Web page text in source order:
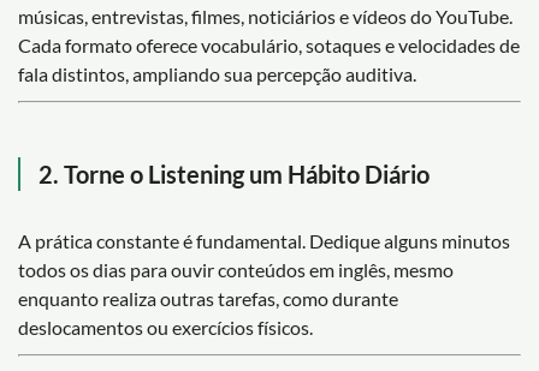
músicas, entrevistas, filmes, noticiários e vídeos do YouTube.
Cada formato oferece vocabulário, sotaques e velocidades de
fala distintos, ampliando sua percepção auditiva.
2. Torne o Listening um Hábito Diário
A prática constante é fundamental. Dedique alguns minutos
todos os dias para ouvir conteúdos em inglês, mesmo
enquanto realiza outras tarefas, como durante
deslocamentos ou exercícios físicos.